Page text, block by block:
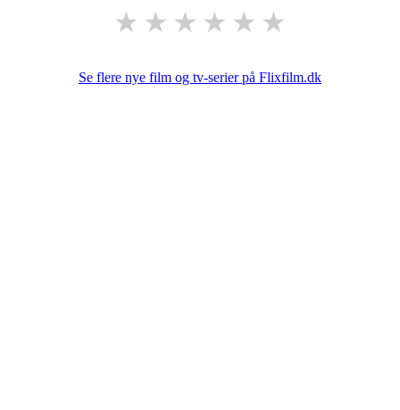
★ ★ ★ ★ ★ ★
Se flere nye film og tv-serier på Flixfilm.dk